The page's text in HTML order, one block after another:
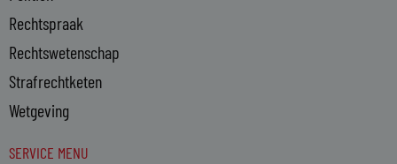
Rechtspraak
Rechtswetenschap
Strafrechtketen
Wetgeving
SERVICE MENU